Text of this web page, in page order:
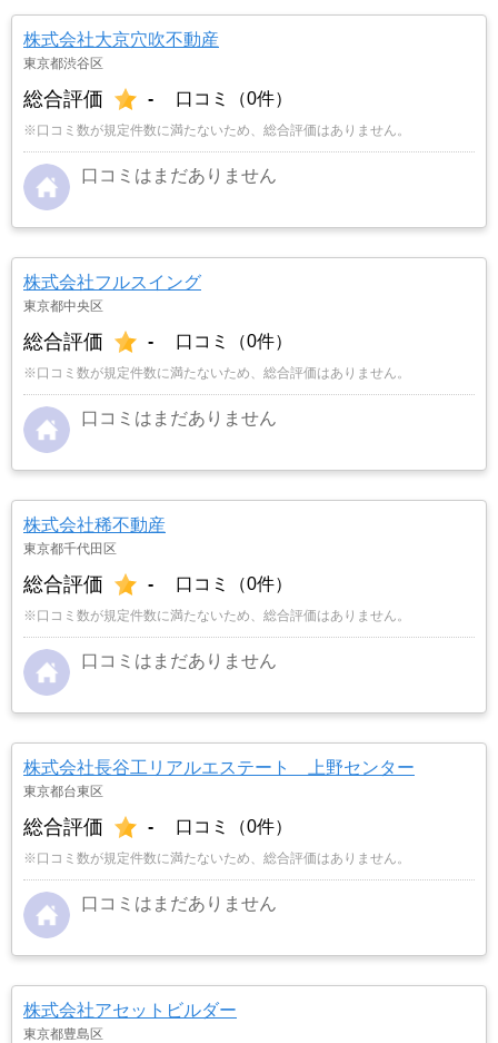
株式会社大京穴吹不動産
東京都渋谷区
総合評価 - 口コミ（0件）
※口コミ数が規定件数に満たないため、総合評価はありません。
口コミはまだありません
株式会社フルスイング
東京都中央区
総合評価 - 口コミ（0件）
※口コミ数が規定件数に満たないため、総合評価はありません。
口コミはまだありません
株式会社稀不動産
東京都千代田区
総合評価 - 口コミ（0件）
※口コミ数が規定件数に満たないため、総合評価はありません。
口コミはまだありません
株式会社長谷工リアルエステート 上野センター
東京都台東区
総合評価 - 口コミ（0件）
※口コミ数が規定件数に満たないため、総合評価はありません。
口コミはまだありません
株式会社アセットビルダー
東京都豊島区